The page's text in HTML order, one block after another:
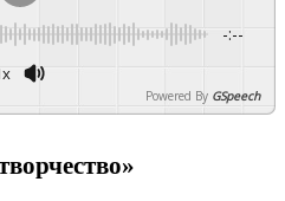
-:--
Powered By GSpeech